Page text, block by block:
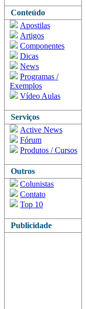
Conteúdo
Apostilas
Artigos
Componentes
Dicas
News
Programas /
Exemplos
Vídeo Aulas
Serviços
Active News
Fórum
Produtos / Cursos
Outros
Colunistas
Contato
Top 10
Publicidade